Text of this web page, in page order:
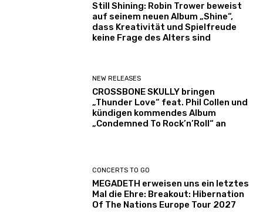
Still Shining: Robin Trower beweist
auf seinem neuen Album „Shine“,
dass Kreativität und Spielfreude
keine Frage des Alters sind
NEW RELEASES
CROSSBONE SKULLY bringen
„Thunder Love“ feat. Phil Collen und
kündigen kommendes Album
„Condemned To Rock’n’Roll“ an
CONCERTS TO GO
MEGADETH erweisen uns ein letztes
Mal die Ehre: Breakout: Hibernation
Of The Nations Europe Tour 2027